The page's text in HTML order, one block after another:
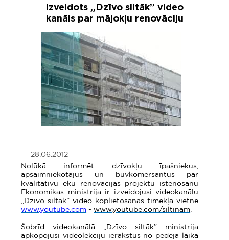
Izveidots „Dzīvo siltāk” video
kanāls par mājokļu renovāciju
28.06.2012
Nolūkā informēt dzīvokļu īpašniekus,
apsaimniekotājus un būvkomersantus par
kvalitatīvu ēku renovācijas projektu īstenošanu
Ekonomikas ministrija ir izveidojusi videokanālu
„Dzīvo siltāk” video koplietošanas tīmekļa vietnē
www.youtube.com -www.youtube.com/siltinam
Šobrīd videokanālā „Dzīvo siltāk”
ministrija
apkopojusi videolekciju ierakstus no pēdējā laikā